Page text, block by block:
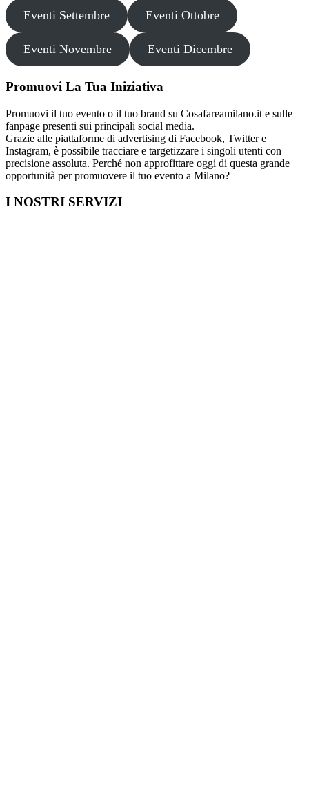
Eventi Settembre Eventi Ottobre
Eventi Novembre Eventi Dicembre
Promuovi La Tua Iniziativa
Promuovi il tuo evento o il tuo brand su Cosafareamilano.it e sulle
fanpage presenti sui principali social media.
Grazie alle piattaforme di advertising di Facebook, Twitter e
Instagram, è possibile tracciare e targetizzare i singoli utenti con
precisione assoluta. Perché non approfittare oggi di questa grande
opportunità per promuovere il tuo evento a Milano?
I NOSTRI SERVIZI